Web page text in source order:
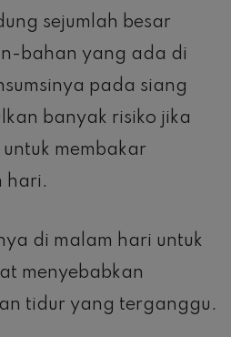
sejumlah besar
bahan yang ada di
pada siang
banyak risiko jika
membakar
hari.
di malam hari untuk
menyebabkan
tidur yang terganggu.